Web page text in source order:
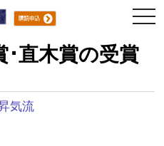
･直木賞の受賞
気流